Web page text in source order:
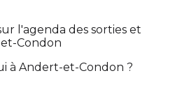
l'agenda des sorties et
Condon
à Andert-et-Condon ?